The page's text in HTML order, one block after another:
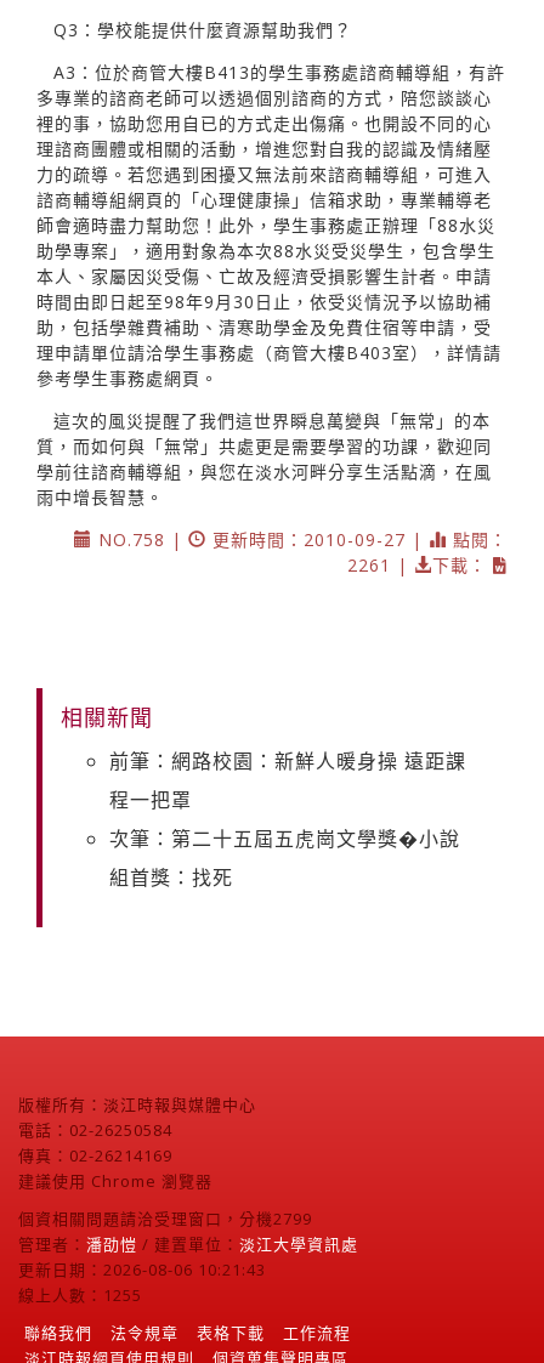
Q3：學校能提供什麼資源幫助我們？
A3：位於商管大樓B413的學生事務處諮商輔導組，有許
多專業的諮商老師可以透過個別諮商的方式，陪您談談心
裡的事，協助您用自已的方式走出傷痛。也開設不同的心
理諮商團體或相關的活動，增進您對自我的認識及情緒壓
力的疏導。若您遇到困擾又無法前來諮商輔導組，可進入
諮商輔導組網頁的「心理健康操」信箱求助，專業輔導老
師會適時盡力幫助您！此外，學生事務處正辦理「88水災
助學專案」，適用對象為本次88水災受災學生，包含學生
本人、家屬因災受傷、亡故及經濟受損影響生計者。申請
時間由即日起至98年9月30日止，依受災情況予以協助補
助，包括學雜費補助、清寒助學金及免費住宿等申請，受
理申請單位請洽學生事務處（商管大樓B403室），詳情請
參考學生事務處網頁。
這次的風災提醒了我們這世界瞬息萬變與「無常」的本
質，而如何與「無常」共處更是需要學習的功課，歡迎同
學前往諮商輔導組，與您在淡水河畔分享生活點滴，在風
雨中增長智慧。
NO.758 |
更新時間：2010-09-27 |
點閱：
2261 |
下載：
相關新聞
前筆：網路校園：新鮮人暖身操 遠距課
程一把罩
次筆：第二十五屆五虎崗文學獎�小說
組首獎：找死
版權所有：淡江時報與媒體中心
電話：02-26250584
傳真：02-26214169
建議使用 Chrome 瀏覽器
個資相關問題請洽受理窗口，分機2799
管理者： 潘劭愷 / 建置單位： 淡江大學資訊處
更新日期：2026-08-06 10:21:43
線上人數：1255
聯絡我們
法令規章 表格下載
工作流程
淡江時報網頁使用規則
個資蒐集聲明專區